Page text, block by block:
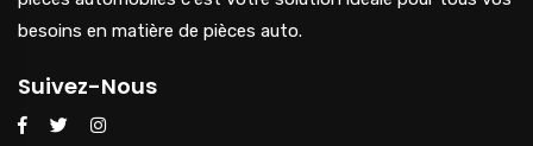
besoins en matière de pièces auto.
Suivez-Nous